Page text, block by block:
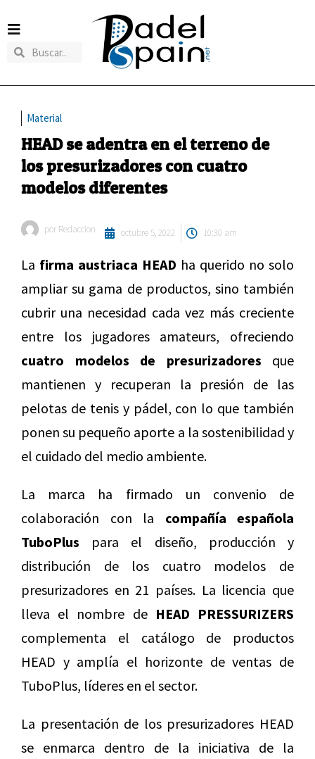
Material
HEAD se adentra en el terreno de
los presurizadores con cuatro
modelos diferentes
por Redaccion octubre 5, 2022 10:30 am
La firma austriaca HEAD ha querido no solo
ampliar su gama de productos, sino también
cubrir una necesidad cada vez más creciente
entre los jugadores amateurs, ofreciendo
cuatro modelos de presurizadores que
mantienen y recuperan la presión de las
pelotas de tenis y pádel, con lo que también
ponen su pequeño aporte a la sostenibilidad y
el cuidado del medio ambiente.
La marca ha firmado un convenio de
colaboración con la compañía española
TuboPlus para el diseño, producción y
distribución de los cuatro modelos de
presurizadores en 21 países. La licencia que
lleva el nombre de HEAD PRESSURIZERS
complementa el catálogo de productos
HEAD y amplía el horizonte de ventas de
TuboPlus, líderes en el sector.
La presentación de los presurizadores HEAD
se enmarca dentro de la iniciativa de la